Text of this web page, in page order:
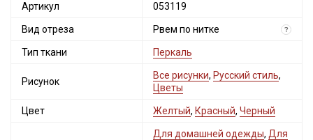
Артикул 053119
Вид отреза Рвем по нитке ?
Тип ткани Перкаль
Рисунок
Все рисунки, Русский стиль,
Цветы
Цвет Желтый, Красный, Черный
Для домашней одежды, Для